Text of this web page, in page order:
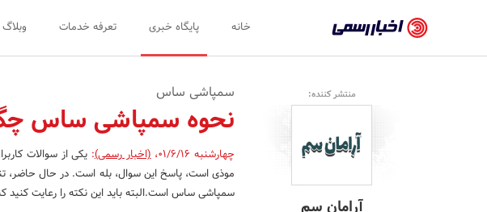
رسمی
-
اخبار
تایید
شده
شرکت‌ها،
خانه پایگاه خبری تعرفه خدمات وبلاگ
منتشر کننده: سمپاشی ساس
نحوه سمپاشی ساس
چهارشنبه 01/6/16 ،(اخبار رسمی): یکی از سوالات
موذی است، پاسخ این سوال، بله است. در حال حاضر،
سمپاشی ساس است.البته باید این نکته را رعایت